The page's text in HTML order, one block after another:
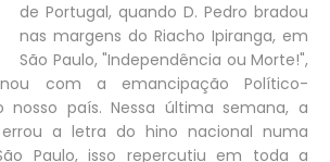
de Portugal, quando D. Pedro bradou
nas margens do Riacho Ipiranga, em
São Paulo, "Independência ou Morte!",
com a emancipação Político-
nosso país. Nessa última semana, a
a letra do hino nacional numa
Paulo, isso repercutiu em toda a